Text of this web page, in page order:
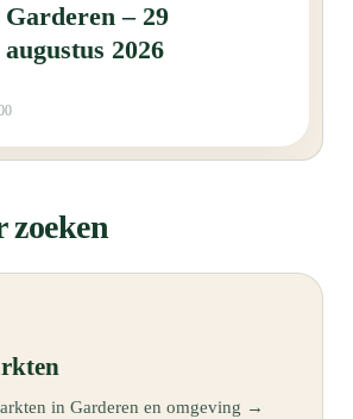
Garderen – 29
augustus 2026
zoeken
in Garderen en omgeving →